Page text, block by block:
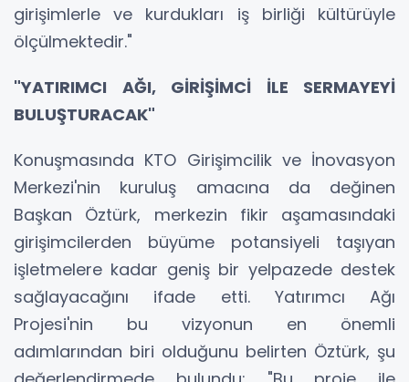
girişimlerle ve kurdukları iş birliği kültürüyle
ölçülmektedir."
"YATIRIMCI AĞI, GİRİŞİMCİ İLE SERMAYEYİ
BULUŞTURACAK"
Konuşmasında KTO Girişimcilik ve İnovasyon
Merkezi'nin kuruluş amacına da değinen
Başkan Öztürk, merkezin fikir aşamasındaki
girişimcilerden büyüme potansiyeli taşıyan
işletmelere kadar geniş bir yelpazede destek
sağlayacağını ifade etti. Yatırımcı Ağı
Projesi'nin bu vizyonun en önemli
adımlarından biri olduğunu belirten Öztürk, şu